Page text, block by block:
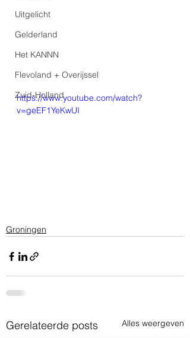
Uitgelicht
Gelderland
Het KANNN
Flevoland + Overijssel
Zuid-Holland
https://www.youtube.com/watch?
v=geEF1YeKwUI
Groningen
Gerelateerde posts Alles weergeven